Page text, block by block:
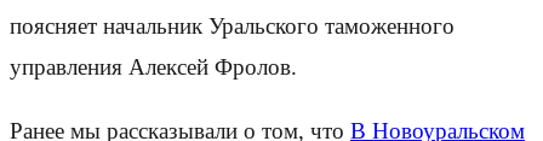
поясняет начальник Уральского таможенного
управления Алексей Фролов.
Ранее мы рассказывали о том, что В Новоуральском